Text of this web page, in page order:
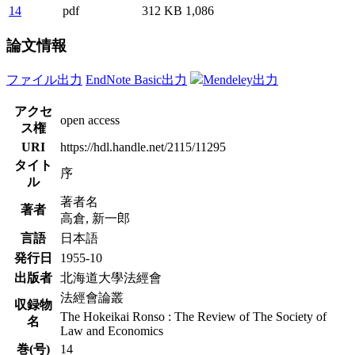
14
pdf 312 KB 1,086
論文情報
ファイル出力 EndNote Basic出力 Mendeley出力
アクセ
ス権
open access
URI
https://hdl.handle.net/2115/11295
タイト
ル
序
著者
著者名
高倉, 新一郎
言語
日本語
発行日
1955-10
出版者
北海道大學法經會
収録物
名
法經會論叢
The Hokeikai Ronso : The Review of The Society of
Law and Economics
巻(号)
14